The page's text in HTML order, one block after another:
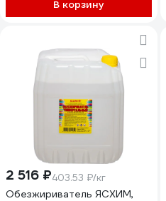
В корзину
2 516 ₽403.53 ₽/кг
Обезжириватель ЯСХИМ,